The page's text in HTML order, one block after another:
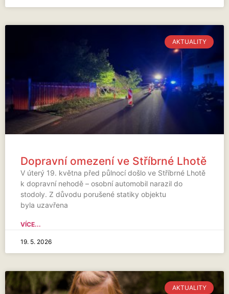
AKTUALITY
Dopravní omezení ve Stříbrné Lhotě
V úterý 19. května před půlnocí došlo ve Stříbrné Lhotě
k dopravní nehodě – osobní automobil narazil do
stodoly. Z důvodu porušené statiky objektu
byla uzavřena
VÍCE...
19. 5. 2026
AKTUALITY